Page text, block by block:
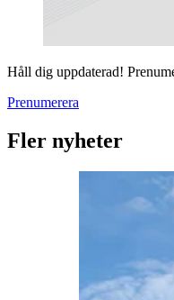
Håll dig uppdaterad!
Prenumerera
Fler nyheter